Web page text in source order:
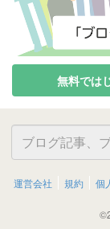
無料では
運営会社 規約 個
©